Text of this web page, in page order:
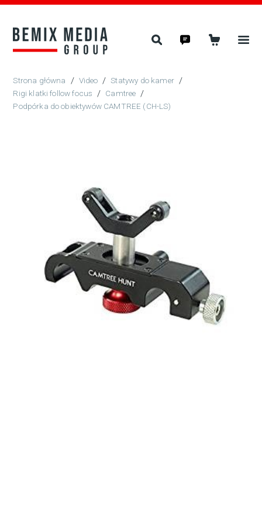
/ Video /Statywy do kamer/
Rigi klatki follow focus / Camtree /
Podpórka do obiektywów CAMTREE (CH-LS)